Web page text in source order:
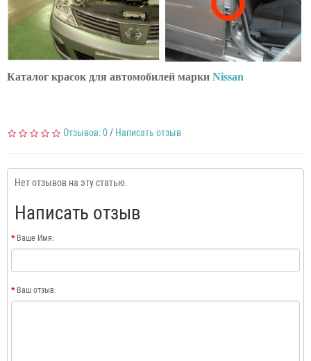
Каталог красок для автомобилей марки Nissan
Отзывов: 0/ Написать отзыв
Нет отзывов на эту статью.
Написать отзыв
Ваше Имя:
Ваш отзыв: